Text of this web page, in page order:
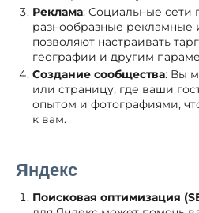
Реклама: Социальные сети
разнообразные рекламные
позволяют настраивать
географии и другим
Создание сообщества: Вы
или страницу, где ваши
опытом и фотографиями,
к вам.
Яндекс
Поисковая оптимизация